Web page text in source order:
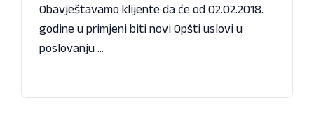
Obavještavamo klijente da će od 02.02.2018.
godine u primjeni biti novi Opšti uslovi u
poslovanju ...